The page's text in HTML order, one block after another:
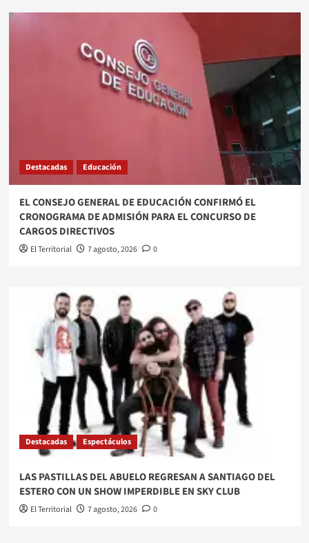
Destacadas Educación
EL CONSEJO GENERAL DE EDUCACIÓN CONFIRMÓ EL
CRONOGRAMA DE ADMISIÓN PARA EL CONCURSO DE
CARGOS DIRECTIVOS
El Territorial 7 agosto, 2026 0
Destacadas Espectáculos
LAS PASTILLAS DEL ABUELO REGRESAN A SANTIAGO DEL
ESTERO CON UN SHOW IMPERDIBLE EN SKY CLUB
El Territorial 7 agosto, 2026 0